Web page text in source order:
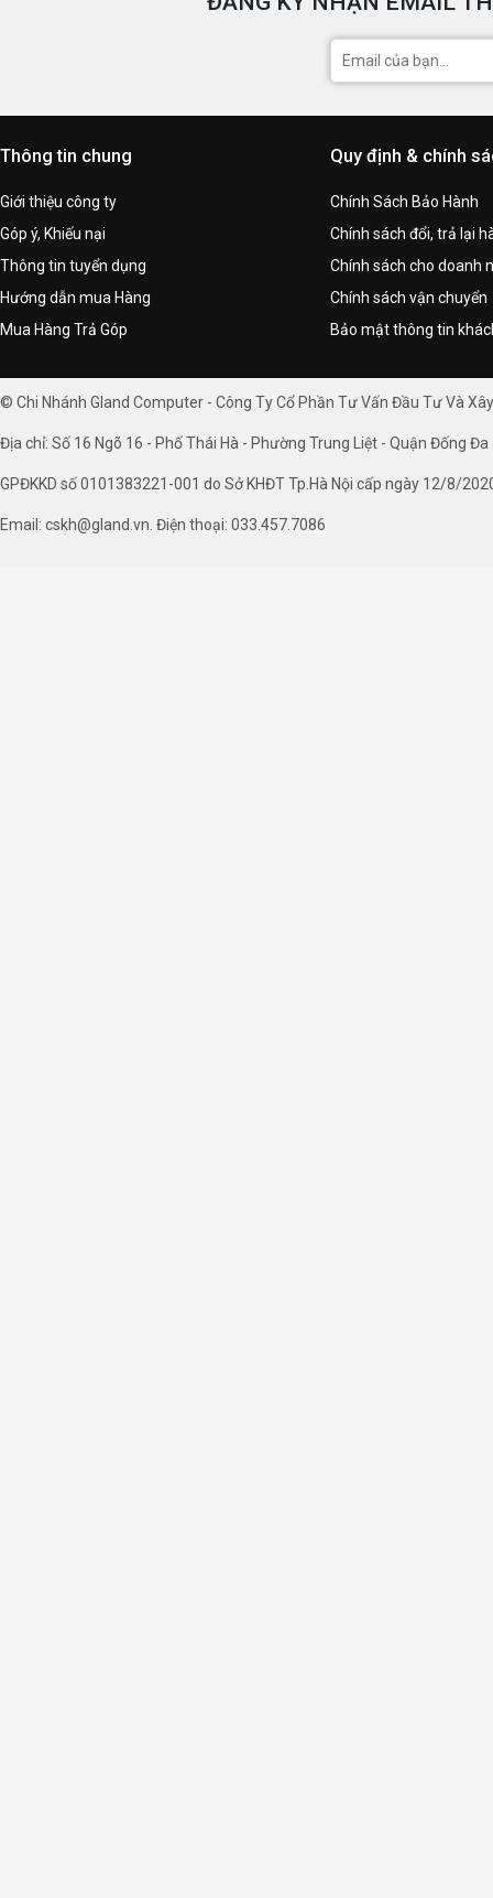
Thông tin chung
Giới thiệu công ty
Góp ý, Khiếu nại
Thông tin tuyển dụng
Hướng dẫn mua Hàng
Mua Hàng Trả Góp
Quy định & chính
Chính Sách Bảo Hành
Chính sách đổi, trả lại
Chính sách cho doanh
Chính sách vận chuyển
Bảo mật thông tin
© Chi Nhánh Gland Computer - Công Ty Cổ Phần Tư Vấn Đầu Tư Và
Địa chỉ: Số 16 Ngõ 16 - Phố Thái Hà - Phường Trung Liệt - Quận Đống Đa
GPĐKKD số 0101383221-001 do Sở KHĐT Tp.Hà Nội cấp ngày 12/8/
Email: cskh@gland.vn. Điện thoại: 033.457.7086